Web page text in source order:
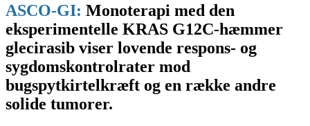
ASCO-GI: Monoterapi med den
eksperimentelle KRAS G12C-hæmmer
glecirasib viser lovende respons- og
sygdomskontrolrater mod
bugspytkirtelkræft og en række andre
solide tumorer.